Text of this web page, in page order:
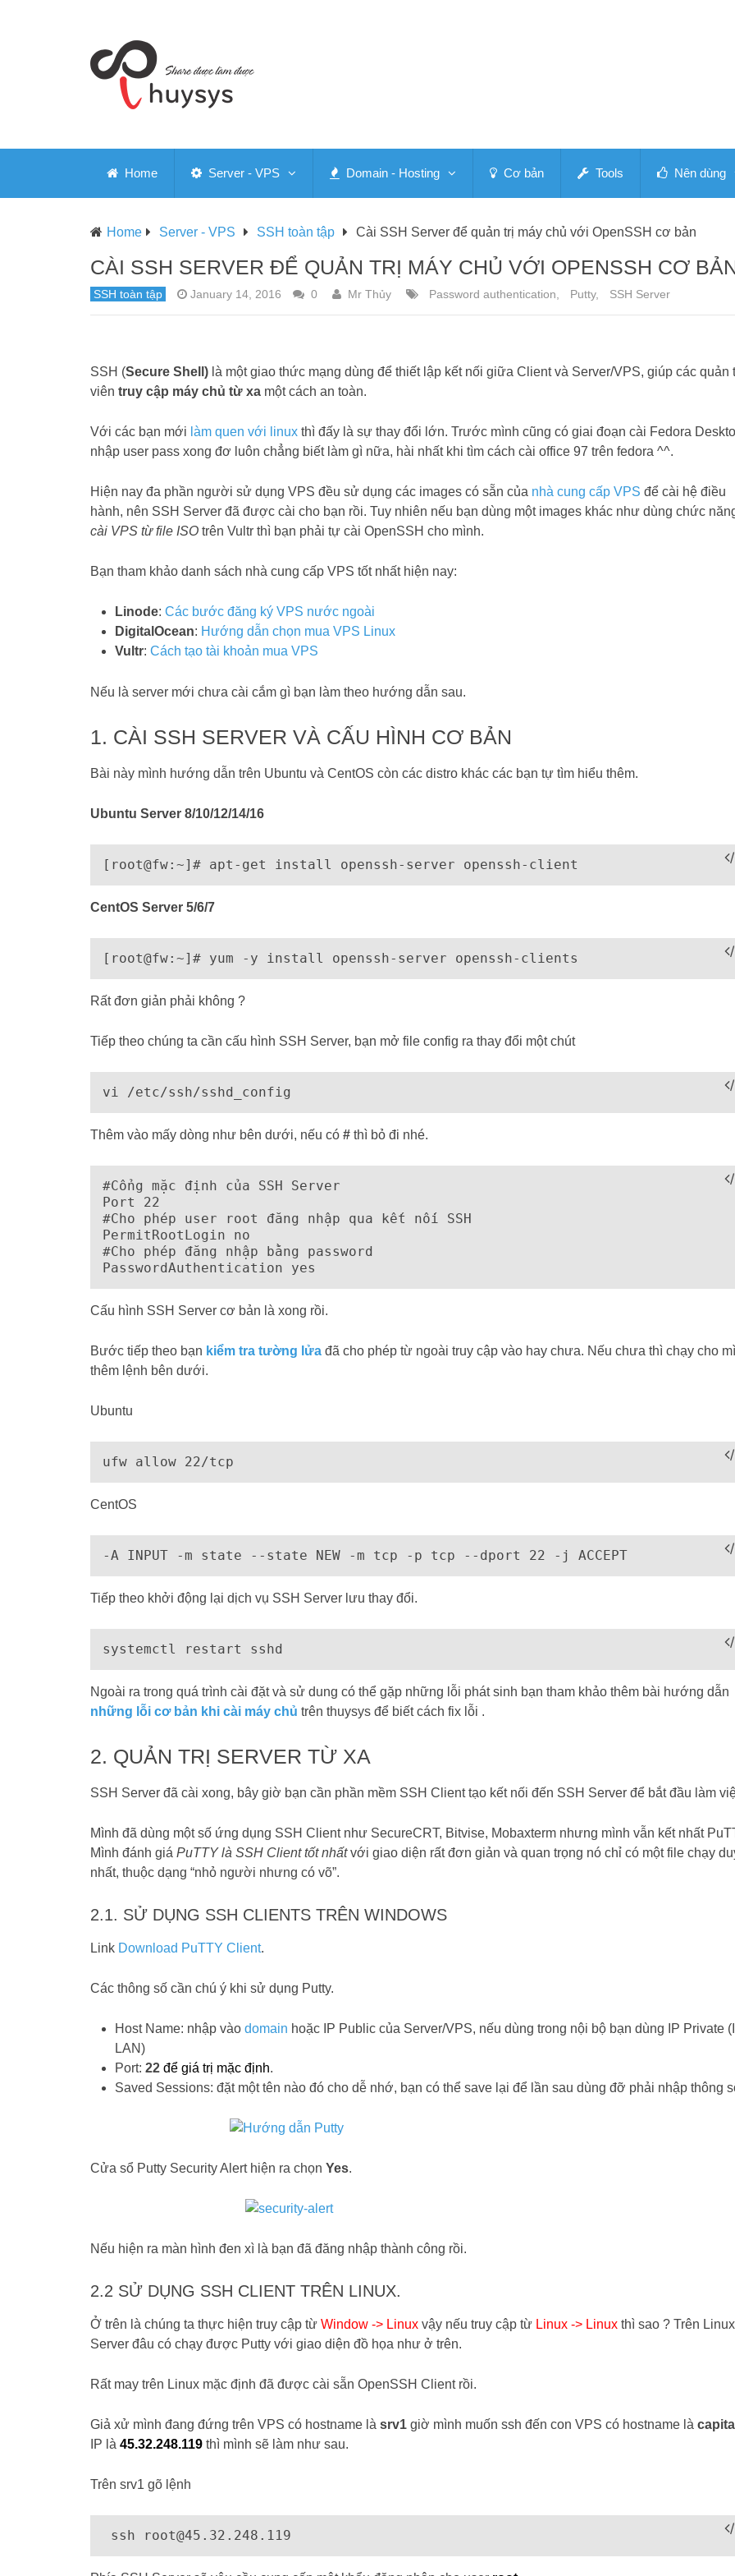
Home Server - VPS Domain - Hosting Cơ bản Tools Nên dùng
Home Server - VPS SSH toàn tập Cài SSH Server để quản trị máy chủ với OpenSSH cơ bản
CÀI SSH SERVER ĐỂ QUẢN TRỊ MÁY CHỦ VỚI OPENSSH CƠ
SSH toàn tập January 14, 2016 0 Mr Thủy Password authentication, Putty, SSH Server
SSH (Secure Shell) là một giao thức mạng dùng để thiết lập kết nối giữa Client và Server/VPS, giúp các quản
viên truy cập máy chủ từ xa một cách an toàn.
Với các bạn mới làm quen với linux thì đấy là sự thay đổi lớn. Trước mình cũng có giai đoạn cài Fedora
nhập user pass xong đơ luôn chẳng biết làm gì nữa, hài nhất khi tìm cách cài office 97 trên fedora ^^.
Hiện nay đa phần người sử dụng VPS đều sử dụng các images có sẵn của nhà cung cấp VPS để cài hệ điều
hành, nên SSH Server đã được cài cho bạn rồi. Tuy nhiên nếu bạn dùng một images khác như dùng chức
cài VPS từ file ISO trên Vultr thì bạn phải tự cài OpenSSH cho mình.
Bạn tham khảo danh sách nhà cung cấp VPS tốt nhất hiện nay:
Linode:Các bước đăng ký VPS nước ngoài
DigitalOcean: Hướng dẫn chọn mua VPS Linux
Vultr:Cách tạo tài khoản mua VPS
Nếu là server mới chưa cài cắm gì bạn làm theo hướng dẫn sau.
1. CÀI SSH SERVER VÀ CẤU HÌNH CƠ BẢN
Bài này mình hướng dẫn trên Ubuntu và CentOS còn các distro khác các bạn tự tìm hiểu thêm.
Ubuntu Server 8/10/12/14/16
CentOS Server 5/6/7
Rất đơn giản phải không ?
Tiếp theo chúng ta cần cấu hình SSH Server, bạn mở file config ra thay đổi một chút
vi /etc/ssh/sshd_config
Thêm vào mấy dòng như bên dưới, nếu có # thì bỏ đi nhé.
#Cổng mặc định của SSH Server
Port 22
#Cho phép user root đăng nhập qua kết nối SSH
PermitRootLogin no
#Cho phép đăng nhập bằng password
Cấu hình SSH Server cơ bản là xong rồi.
Bước tiếp theo bạn kiểm tra tường lửa đã cho phép từ ngoài truy cập vào hay chưa. Nếu chưa thì chạy cho
thêm lệnh bên dưới.
Ubuntu
ufw allow 22/tcp
CentOS
-A INPUT -m state --state NEW -m tcp -p tcp --dport 22 -j ACCEPT
Tiếp theo khởi động lại dịch vụ SSH Server lưu thay đổi.
systemctl restart sshd
Ngoài ra trong quá trình cài đặt và sử dung có thể gặp những lỗi phát sinh bạn tham khảo thêm bài hướng dẫn
những lỗi cơ bản khi cài máy chủ trên thuysys để biết cách fix lỗi .
2. QUẢN TRỊ SERVER TỪ XA
SSH Server đã cài xong, bây giờ bạn cần phần mềm SSH Client tạo kết nối đến SSH Server để bắt đầu làm
Mình đã dùng một số ứng dụng SSH Client như SecureCRT, Bitvise, Mobaxterm nhưng mình vẫn kết nhất
Mình đánh giá PuTTY là SSH Client tốt nhấtvới giao diện rất đơn giản và quan trọng nó chỉ có một file chạy
nhất, thuộc dạng “nhỏ người nhưng có võ”.
2.1. SỬ DỤNG SSH CLIENTS TRÊN WINDOWS
Link Download PuTTY Client.
Các thông số cần chú ý khi sử dụng Putty.
Host Name: nhập vàodomain hoặc IP Public của Server/VPS, nếu dùng trong nội bộ bạn dùng IP Private
LAN)
Port:22 để giá trị mặc định.
Saved Sessions: đặt một tên nào đó cho dễ nhớ, bạn có thể save lại để lần sau dùng đỡ phải nhập thông
Cửa sổ Putty Security Alert hiện ra chọn Yes.
Nếu hiện ra màn hình đen xì là bạn đã đăng nhập thành công rồi.
2.2 SỬ DỤNG SSH CLIENT TRÊN LINUX.
Ở trên là chúng ta thực hiện truy cập từ Window -> Linux vậy nếu truy cập từ Linux -> Linux thì sao ? Trên Linux
Server đâu có chạy được Putty với giao diện đồ họa như ở trên.
Rất may trên Linux mặc định đã được cài sẵn OpenSSH Client rồi.
Giả xử mình đang đứng trên VPS có hostname là srv1 giờ mình muốn ssh đến con VPS có hostname là capital
IP là 45.32.248.119 thì mình sẽ làm như sau.
Trên srv1 gõ lệnh
ssh root@45.32.248.119